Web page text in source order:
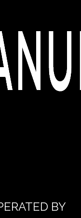
BY